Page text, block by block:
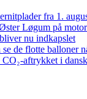
fra 1.
Løgum på
nu indkapslet
de flotte balloner
aftrykket i